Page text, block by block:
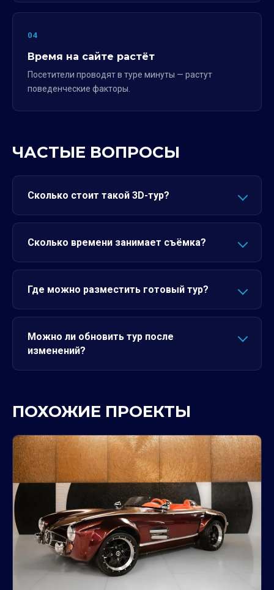
04
Время на сайте растёт
Посетители проводят в туре минуты — растут
поведенческие факторы.
ЧАСТЫЕ ВОПРОСЫ
Сколько стоит такой 3D-тур?
Сколько времени занимает съёмка?
Где можно разместить готовый тур?
Можно ли обновить тур после
изменений?
ПОХОЖИЕ ПРОЕКТЫ